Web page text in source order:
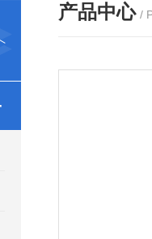
产品中心 /